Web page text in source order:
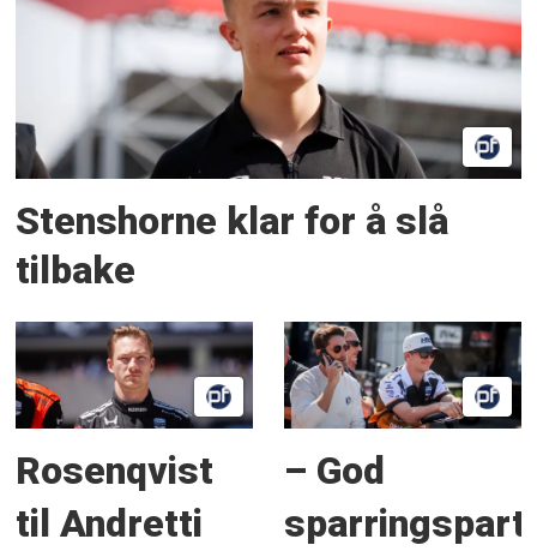
Stenshorne klar for å slå
tilbake
Rosenqvist
til Andretti
– God